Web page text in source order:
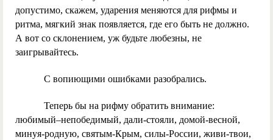
допустимо, скажем, ударения меняются для рифмы и
ритма, мягкий знак появляется, где его быть не должно.
А вот со склонением, уж будьте любезны, не
заигрывайтесь.
С вопиющими ошибками разобрались.
Теперь бы на рифму обратить внимание:
любимый–непобедимый, дали-стояли, домой-весной,
минуя-родную, святым-Крым, силы-России, живи-твои,